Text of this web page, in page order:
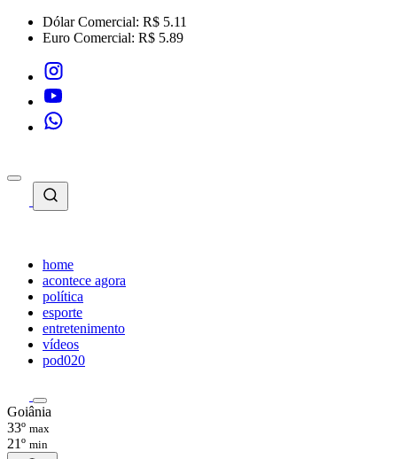
Dólar Comercial: R$ 5.11
Euro Comercial: R$ 5.89
home
acontece agora
política
esporte
entretenimento
vídeos
pod020
Goiânia
33º max
21º min